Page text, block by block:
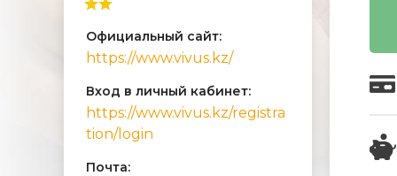
Официальный сайт:
https://www.vivus.kz/
Вход в личный кабинет:
https://www.vivus.kz/registra
tion/login
Почта: